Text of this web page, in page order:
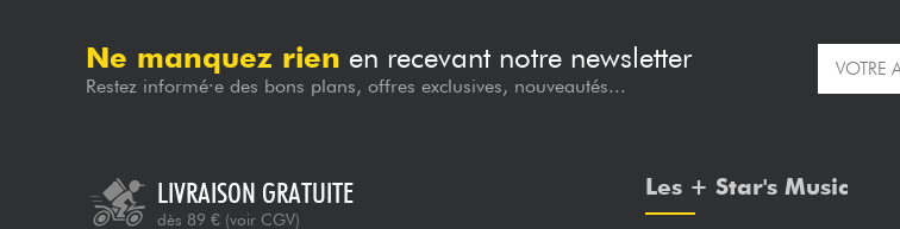
Ne manquez rien en recevant notre newsletter
Restez informé·e des bons plans, offres exclusives, nouveautés...
LIVRAISON GRATUITE
dès 89 € (voir CGV)
Les + Star's Music